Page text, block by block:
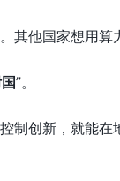
他国家想用算
”。
制创新，就能